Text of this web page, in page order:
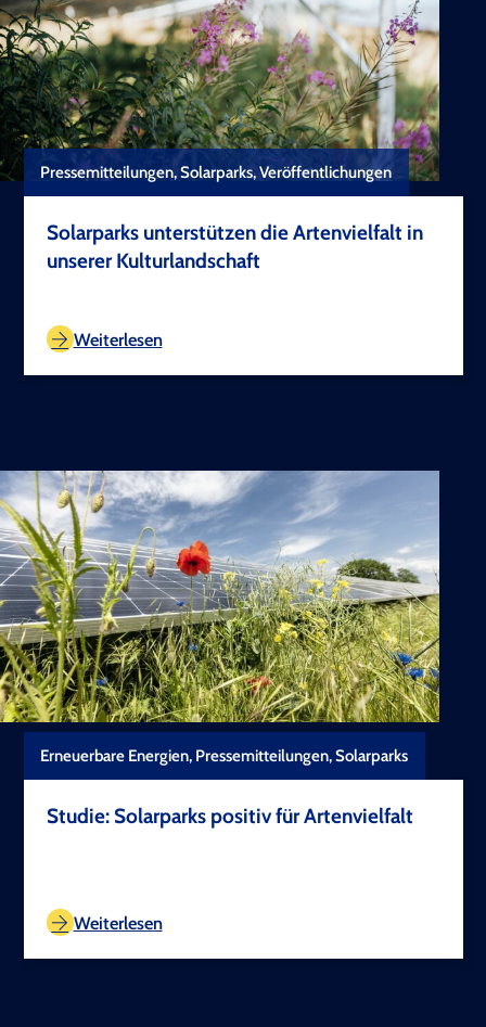
Pressemitteilungen, Solarparks, Veröffentlichungen
Solarparks unterstützen die Artenvielfalt in
unserer Kulturlandschaft
Weiterlesen
Erneuerbare Energien, Pressemitteilungen, Solarparks
Studie: Solarparks positiv für️ Artenvielfalt
Weiterlesen